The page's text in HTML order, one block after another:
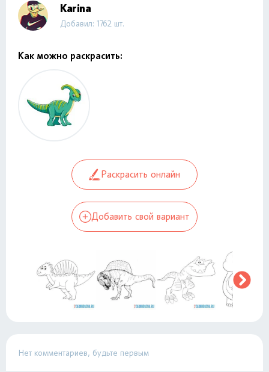
Karina
Добавил: 1762 шт.
Как можно раскрасить:
Раскрасить онлайн
Добавить свой вариант
Нет комментариев, будьте первым